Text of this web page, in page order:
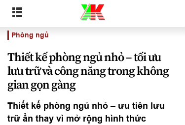
Phòng ngủ
Thiết kế phòng ngủ nhỏ – tối ưu
lưu trữ và công năng trong không
gian gọn gàng
Thiết kế phòng ngủ nhỏ – ưu tiên lưu
trữ ẩn thay vì mở rộng hình thức